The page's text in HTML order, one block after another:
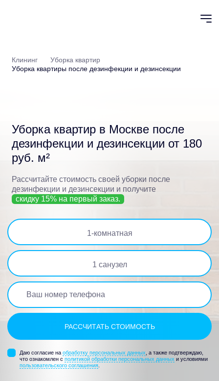
Клининг
Уборка квартир
Уборка квартиры после дезинфекции и дезинсекции
Уборка квартир в Москве после
дезинфекции и дезинсекции от 180
руб. м²
Рассчитайте стоимость своей уборки после
дезинфекции и дезинсекции и получите
скидку 15% на первый заказ.
1-комнатная
1 санузел
Даю согласие на обработку персональных данных , а также подтверждаю,
что ознакомлен с политикой обработки персональных данных и условиями
пользовательского соглашения